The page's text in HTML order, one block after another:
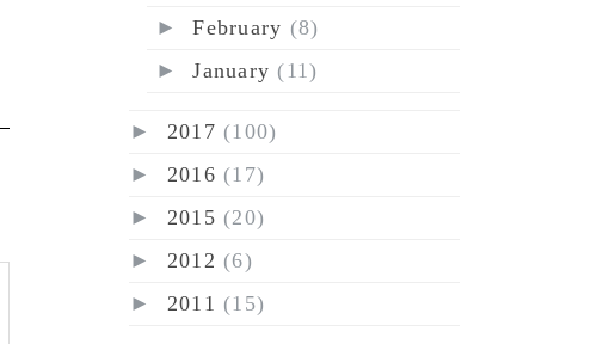
►February (8)
►January (11)
► 2017 (100)
► 2016 (17)
► 2015 (20)
► 2012 (6)
► 2011 (15)